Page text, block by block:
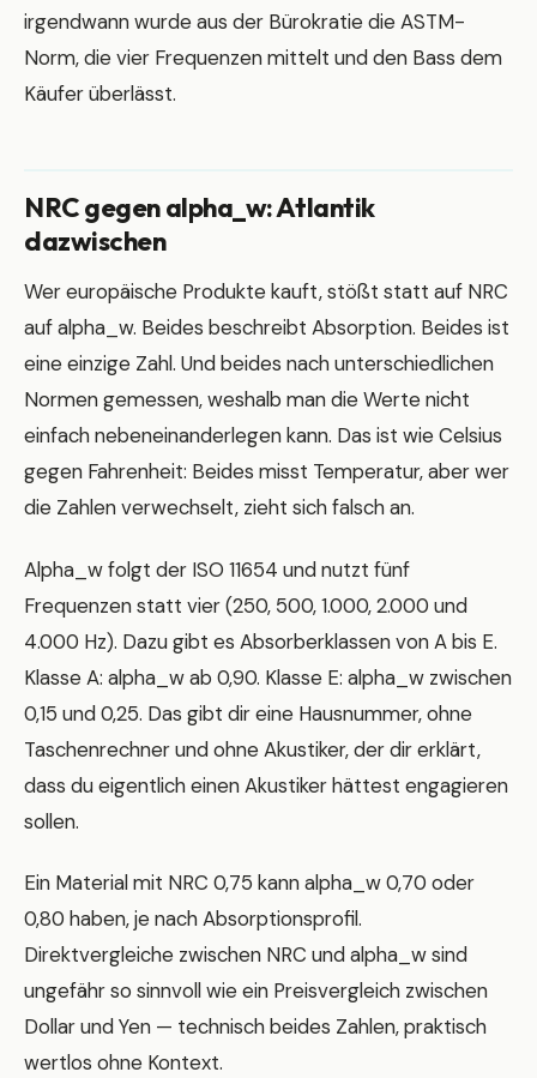
irgendwann wurde aus der Bürokratie die ASTM-
Norm, die vier Frequenzen mittelt und den Bass dem
Käufer überlässt.
NRC gegen alpha_w: Atlantik
dazwischen
Wer europäische Produkte kauft, stößt statt auf NRC
auf alpha_w. Beides beschreibt Absorption. Beides ist
eine einzige Zahl. Und beides nach unterschiedlichen
Normen gemessen, weshalb man die Werte nicht
einfach nebeneinanderlegen kann. Das ist wie Celsius
gegen Fahrenheit: Beides misst Temperatur, aber wer
die Zahlen verwechselt, zieht sich falsch an.
Alpha_w folgt der ISO 11654 und nutzt fünf
Frequenzen statt vier (250, 500, 1.000, 2.000 und
4.000 Hz). Dazu gibt es Absorberklassen von A bis E.
Klasse A: alpha_w ab 0,90. Klasse E: alpha_w zwischen
0,15 und 0,25. Das gibt dir eine Hausnummer, ohne
Taschenrechner und ohne Akustiker, der dir erklärt,
dass du eigentlich einen Akustiker hättest engagieren
sollen.
Ein Material mit NRC 0,75 kann alpha_w 0,70 oder
0,80 haben, je nach Absorptionsprofil.
Direktvergleiche zwischen NRC und alpha_w sind
ungefähr so sinnvoll wie ein Preisvergleich zwischen
Dollar und Yen — technisch beides Zahlen, praktisch
wertlos ohne Kontext.